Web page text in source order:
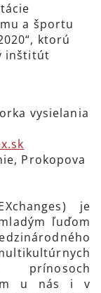
a športu
ktorú
inštitút
vysielania
Prokopova
je
ľuďom
u nás i v